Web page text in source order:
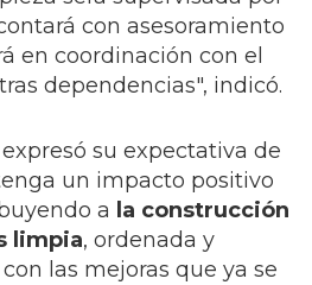
con asesoramiento
en coordinación con el
dependencias", indicó.
su expectativa de
un impacto positivo
a la construcción
limpia, ordenada y
las mejoras que ya se